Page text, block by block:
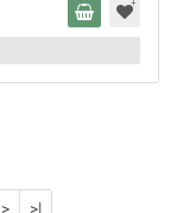
> >|